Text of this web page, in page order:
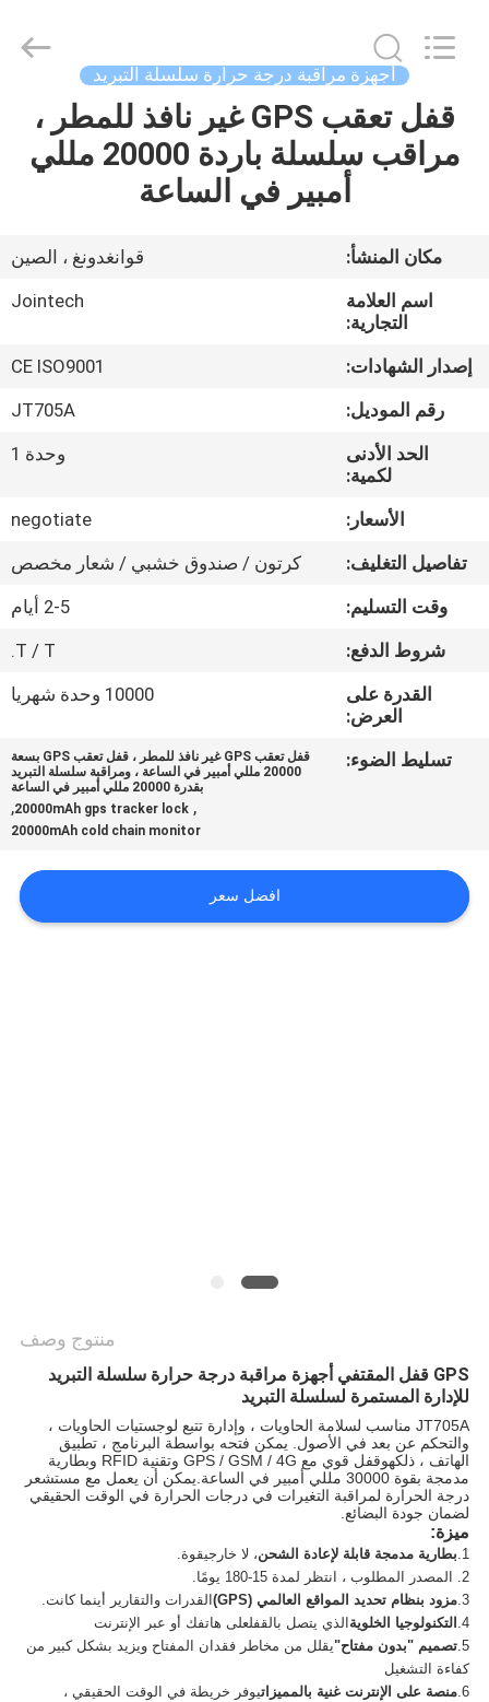
الصفحة
الرئيسية
عرض
الافتراضي
معلومات
جولة
في
المعمل
مراقبة
اطلب
Reserved.
أجهزة مراقبة درجة حرارة سلسلة التبريد
قفل تعقب GPS غير نافذ للمطر ،
مراقب سلسلة باردة 20000 مللي
أمبير في الساعة
مكان المنشأ:
قوانغدونغ ، الصين
اسم العلامة
التجارية:
Jointech
إصدار الشهادات:
CE ISO9001
رقم الموديل:
JT705A
الحد الأدنى
لكمية:
وحدة 1
الأسعار:
negotiate
تفاصيل التغليف:
كرتون / صندوق خشبي / شعار مخصص
وقت التسليم:
2-5 أيام
شروط الدفع:
T / T.
القدرة على
العرض:
10000 وحدة شهريا
تسليط الضوء:
قفل تعقب GPS غير نافذ للمطر ، قفل تعقب GPS بسعة
20000 مللي أمبير في الساعة ، ومراقبة سلسلة التبريد
بقدرة 20000 مللي أمبير في الساعة
,
20000mAh gps tracker lock
,
20000mAh cold chain monitor
افضل سعر
منتوج وصف
GPS قفل المقتفي أجهزة مراقبة درجة حرارة سلسلة التبريد
للإدارة المستمرة لسلسلة التبريد
JT705A مناسب لسلامة الحاويات ، وإدارة تتبع لوجستيات الحاويات ،
والتحكم عن بعد في الأصول. يمكن فتحه بواسطة البرنامج ، تطبيق
الهاتف ، ذلكهو
قفل قوي مع GPS / GSM / 4G وتقنية RFID وبطارية
مدمجة بقوة 30000 مللي أمبير في الساعة.يمكن أن يعمل مع مستشعر
درجة الحرارة لمراقبة التغيرات في درجات الحرارة في الوقت الحقيقي
لضمان جودة البضائع.
ميزة:
1. بطارية مدمجة قابلة لإعادة الشحن، لا خارجيقوة.
2. المصدر المطلوب ، انتظر لمدة 15-180 يومًا.
3. مزود بنظام تحديد المواقع العالمي (GPS)
القدرات والتقارير أينما كانت.
4. التكنولوجيا الخلوية الذي يتصل بالقفلعلى هاتفك أو عبر الإنترنت
5. تصميم "بدون مفتاح"يقلل من مخاطر فقدان المفتاح ويزيد بشكل كبير من
كفاءة التشغيل
6. منصة على الإنترنت غنية بالمميزاتيوفر خريطة في الوقت الحقيقي ،